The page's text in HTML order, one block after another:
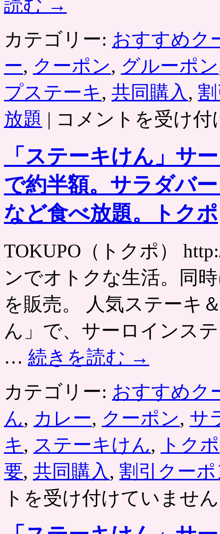
読む →
カテゴリー: おすすめク
ー, クーポン, グルーポン
プステーキ, 共同購入 ,
放題 |
け
ん」
サ
ラ
ダ
バ
ー
食
放
題
間
制
限）
き
ラ
ン
プ
ス
ー
キ
が
ク
ポ
ン
購
入
で
お
ト
コメントを受け
「ステーキけん」サ
で約半額。サラダバ
など食べ放題。トクポ
TOKUPO（トクポ）
ンでオトクな生活。同
を販売。 人気ステーキ
ん」で、サーロインス
… 続きを読む →
カテゴリー: おすすめク
ん, カレー, クーポン, サ
キ, ステーキけん, トクポ
要, 共同購入 , 割引クー
トを受け付けていません